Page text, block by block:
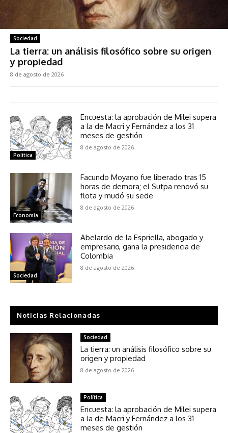
Sociedad
La tierra: un análisis filosófico sobre su origen
y propiedad
8 de agosto de 2026
Política
Encuesta: la aprobación de Milei supera
a la de Macri y Fernández a los 31
meses de gestión
8 de agosto de 2026
Economía
Facundo Moyano fue liberado tras 15
horas de demora; el Sutpa renovó su
flota y mudó su sede
8 de agosto de 2026
Sociedad
Abelardo de la Espriella, abogado y
empresario, gana la presidencia de
Colombia
8 de agosto de 2026
Noticias Relacionadas
Sociedad
La tierra: un análisis filosófico sobre su
origen y propiedad
8 de agosto de 2026
Política
Encuesta: la aprobación de Milei supera
a la de Macri y Fernández a los 31
meses de gestión